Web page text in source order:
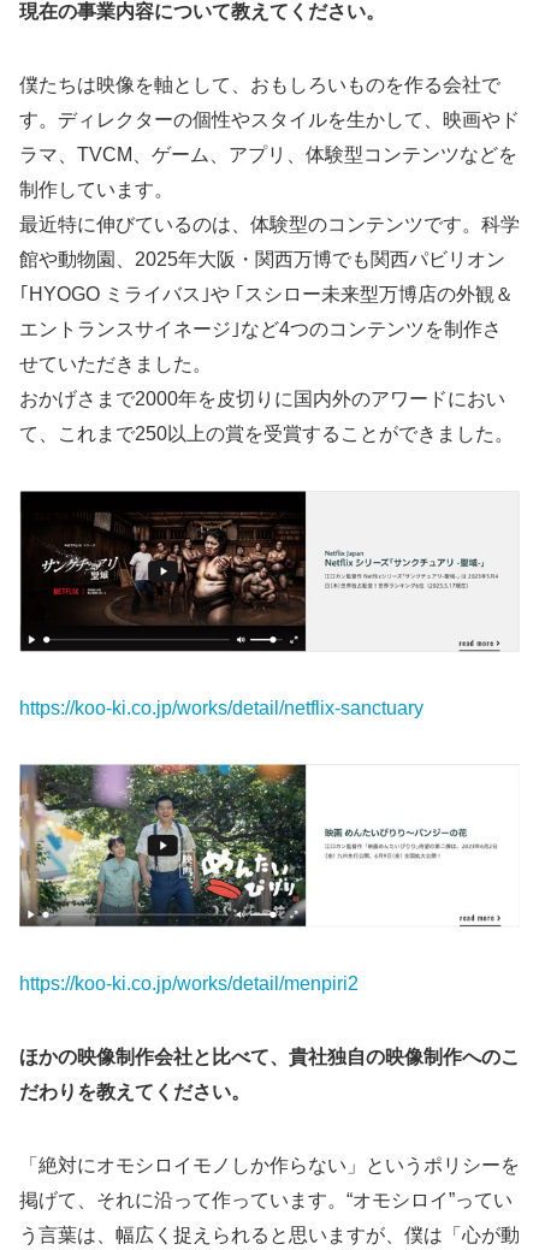
現在の事業内容について教えてください。
僕たちは映像を軸として、おもしろいものを作る会社で
す。ディレクターの個性やスタイルを生かして、映画やド
ラマ、TVCM、ゲーム、アプリ、体験型コンテンツなどを
制作しています。
最近特に伸びているのは、体験型のコンテンツです。科学
館や動物園、2025年大阪・関西万博でも関西パビリオン
｢HYOGO ミライバス｣や ｢スシロー未来型万博店の外観＆
エントランスサイネージ｣など4つのコンテンツを制作さ
せていただきました。
おかげさまで2000年を皮切りに国内外のアワードにおい
て、これまで250以上の賞を受賞することができました。
https://koo-ki.co.jp/works/detail/netflix-sanctuary
https://koo-ki.co.jp/works/detail/menpiri2
ほかの映像制作会社と比べて、貴社独自の映像制作へのこ
だわりを教えてください。
「絶対にオモシロイモノしか作らない」というポリシーを
掲げて、それに沿って作っています。“オモシロイ”ってい
う言葉は、幅広く捉えられると思いますが、僕は「心が動